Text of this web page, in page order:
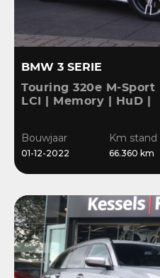
BMW 3 SERIE
Touring 320e M-Sport |
LCI | Memory | HuD |
Stoelverwarming
Bouwjaar
01-12-2022
Km stand
66.360 km